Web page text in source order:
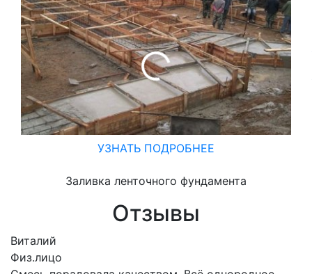
УЗНАТЬ ПОДРОБНЕЕ
Заливка ленточного фундамента
Отзывы
Виталий
Физ.лицо